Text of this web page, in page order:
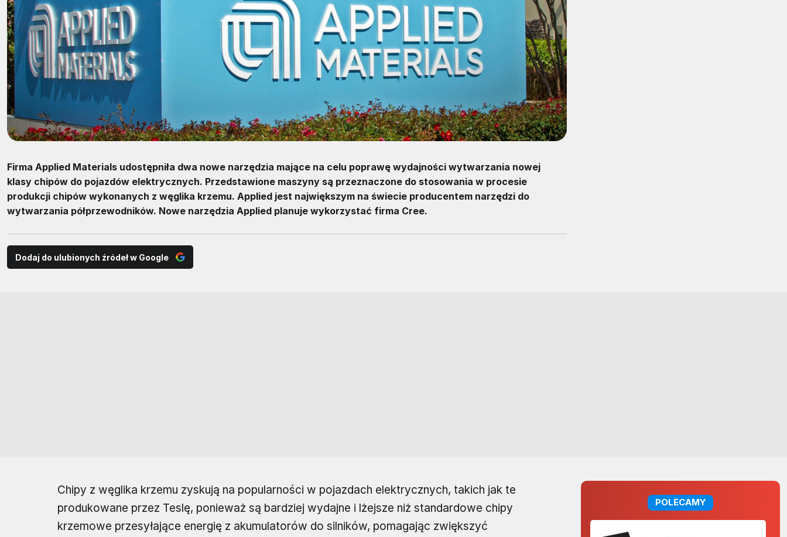
Firma Applied Materials udostępniła dwa nowe narzędzia mające na celu poprawę wydajności wytwarzania nowej
klasy chipów do pojazdów elektrycznych. Przedstawione maszyny są przeznaczone do stosowania w procesie
produkcji chipów wykonanych z węglika krzemu. Applied jest największym na świecie producentem narzędzi do
wytwarzania półprzewodników. Nowe narzędzia Applied planuje wykorzystać firma Cree.
Dodaj do ulubionych źródeł w Google
Chipy z węglika krzemu zyskują na popularności w pojazdach elektrycznych, takich jak te
produkowane przez Teslę, ponieważ są bardziej wydajne i lżejsze niż standardowe chipy
krzemowe przesyłające energię z akumulatorów do silników, pomagając zwiększyć
POLECAMY